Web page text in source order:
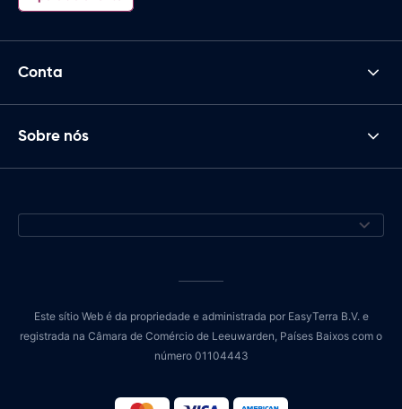
Conta
Sobre nós
Este sítio Web é da propriedade e administrada por EasyTerra B.V. e
registrada na Câmara de Comércio de Leeuwarden, Países Baixos com o
número 01104443